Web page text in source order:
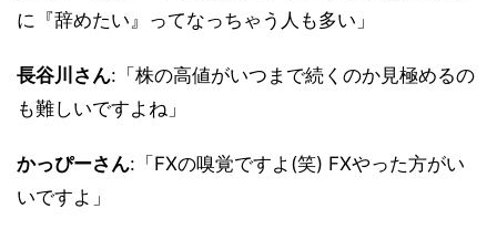
に『辞めたい』ってなっちゃう人も多い」
長谷川さん:「株の高値がいつまで続くのか見極めるの
も難しいですよね」
かっぴーさん:「FXの嗅覚ですよ(笑) FXやった方がい
いですよ」